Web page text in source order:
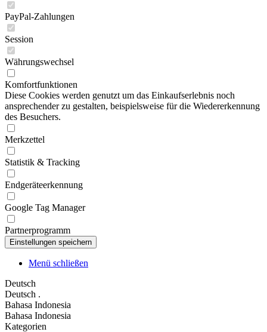
PayPal-Zahlungen
Session
Währungswechsel
Komfortfunktionen
Diese Cookies werden genutzt um das Einkaufserlebnis noch
ansprechender zu gestalten, beispielsweise für die Wiedererkennung
des Besuchers.
Merkzettel
Statistik & Tracking
Endgeräteerkennung
Google Tag Manager
Partnerprogramm
Menü schließen
Deutsch
Deutsch .
Bahasa Indonesia
Bahasa Indonesia
Kategorien